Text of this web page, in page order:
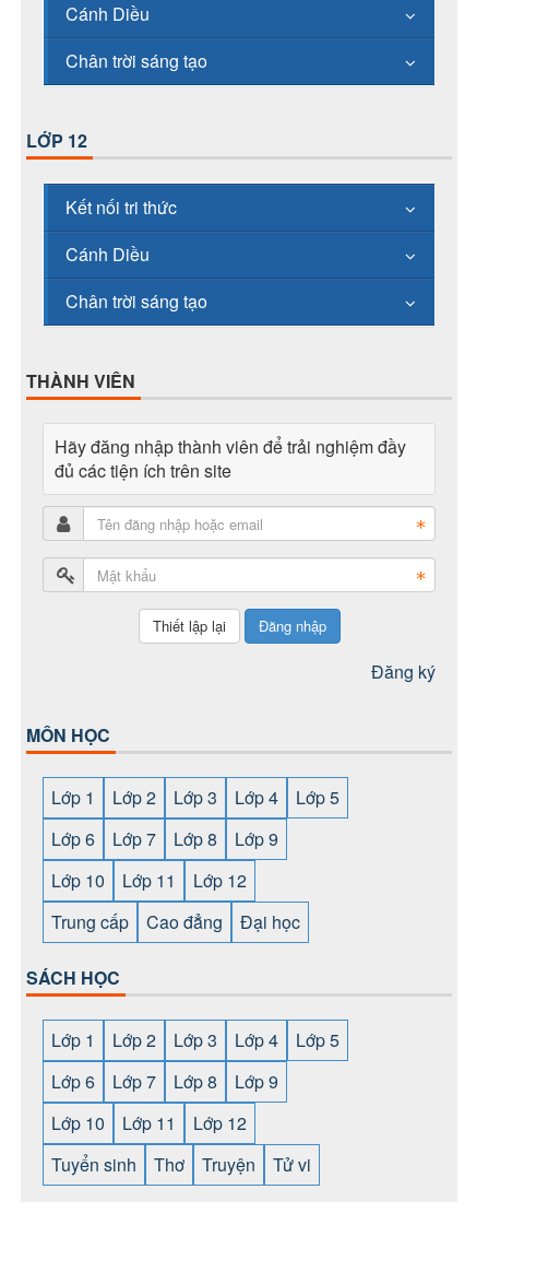
Cánh Diều
Chân trời sáng tạo
LỚP 12
Kết nối tri thức
Cánh Diều
Chân trời sáng tạo
THÀNH VIÊN
Hãy đăng nhập thành viên để trải nghiệm đầy
đủ các tiện ích trên site
Đăng nhập
Đăng ký
MÔN HỌC
Lớp 1 Lớp 2 Lớp 3 Lớp 4
Lớp 5
Lớp 6
Lớp 7 Lớp 8
Lớp 9
Lớp 10
Lớp 11
Lớp 12
Trung cấp
Cao đẳng Đại học
SÁCH HỌC
Lớp 1 Lớp 2 Lớp 3 Lớp 4
Lớp 5
Lớp 6
Lớp 7 Lớp 8
Lớp 9
Lớp 10
Lớp 11
Lớp 12
Tuyển sinh
Thơ Truyện Tử vi